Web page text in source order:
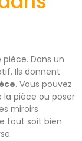
Dans un
Ils donnent
. Vous pouvez
la pièce ou poser
miroirs
tout soit bien